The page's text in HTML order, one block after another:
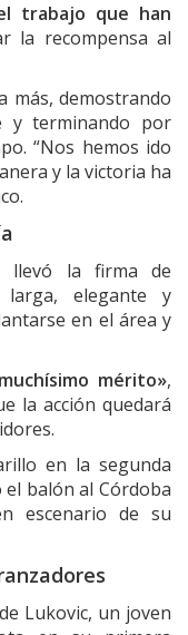
trabajo que han
la recompensa al
más, demostrando
y terminando por
“Nos hemos ido
y la victoria ha
llevó la firma de
larga, elegante y
en el área y
mérito»,
la acción quedará
en la segunda
balón al Córdoba
escenario de su
Lukovic, un joven